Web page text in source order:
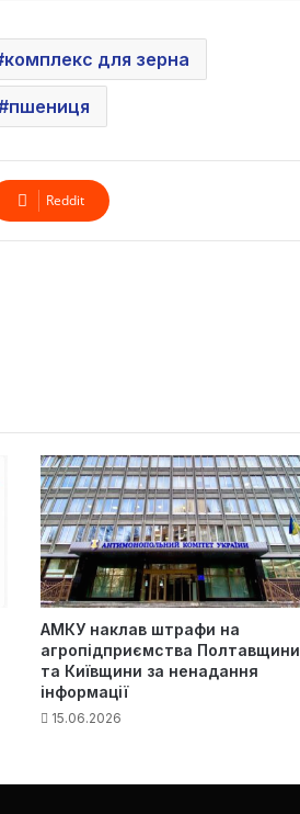
комплекс для зерна
пшениця
Reddit
АМКУ наклав штрафи на
агропідприємства Полтавщини
та Київщини за ненадання
інформації
15.06.2026